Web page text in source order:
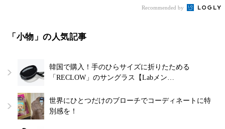
Recommended by
「小物」の人気記事
韓国で購入！手のひらサイズに折りたためる
「RECLOW」のサングラス【Labメン…
世界にひとつだけのブローチでコーディネートに特
別感を！